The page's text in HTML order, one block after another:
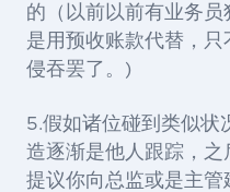
的（以前以前有业务
是用预收账款代替，
侵吞罢了。)
5.假如诸位碰到类似状
造逐渐是他人跟踪，之
提议你向总监或是主管